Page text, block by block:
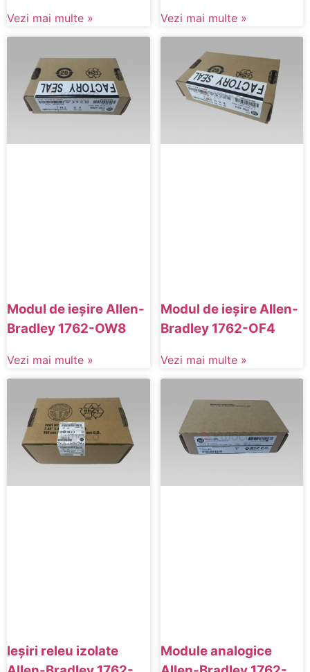
Vezi mai multe » Vezi mai multe »
Modul de ieșire Allen-
Bradley 1762-OW8
Vezi mai multe »
Modul de ieșire Allen-
Bradley 1762-OF4
Vezi mai multe »
Ieșiri releu izolate
Module analogice